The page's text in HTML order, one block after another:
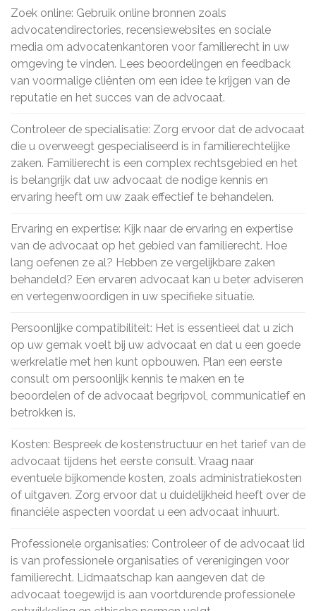
Zoek online: Gebruik online bronnen zoals
advocatendirectories, recensiewebsites en sociale
media om advocatenkantoren voor familierecht in uw
omgeving te vinden. Lees beoordelingen en feedback
van voormalige cliënten om een idee te krijgen van de
reputatie en het succes van de advocaat.
Controleer de specialisatie: Zorg ervoor dat de advocaat
die u overweegt gespecialiseerd is in familierechtelijke
zaken. Familierecht is een complex rechtsgebied en het
is belangrijk dat uw advocaat de nodige kennis en
ervaring heeft om uw zaak effectief te behandelen.
Ervaring en expertise: Kijk naar de ervaring en expertise
van de advocaat op het gebied van familierecht. Hoe
lang oefenen ze al? Hebben ze vergelijkbare zaken
behandeld? Een ervaren advocaat kan u beter adviseren
en vertegenwoordigen in uw specifieke situatie.
Persoonlijke compatibiliteit: Het is essentieel dat u zich
op uw gemak voelt bij uw advocaat en dat u een goede
werkrelatie met hen kunt opbouwen. Plan een eerste
consult om persoonlijk kennis te maken en te
beoordelen of de advocaat begripvol, communicatief en
betrokken is.
Kosten: Bespreek de kostenstructuur en het tarief van de
advocaat tijdens het eerste consult. Vraag naar
eventuele bijkomende kosten, zoals administratiekosten
of uitgaven. Zorg ervoor dat u duidelijkheid heeft over de
financiële aspecten voordat u een advocaat inhuurt.
Professionele organisaties: Controleer of de advocaat lid
is van professionele organisaties of verenigingen voor
familierecht. Lidmaatschap kan aangeven dat de
advocaat toegewijd is aan voortdurende professionele